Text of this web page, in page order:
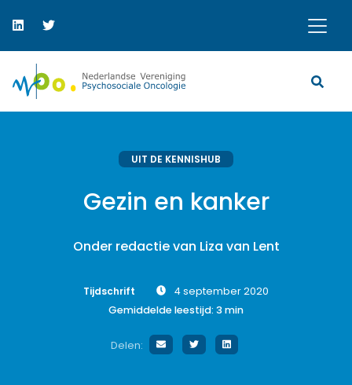
UIT DE KENNISHUB
Gezin en kanker
Onder redactie van Liza van Lent
Tijdschrift
4 september 2020
Gemiddelde leestijd: 3min
Delen: